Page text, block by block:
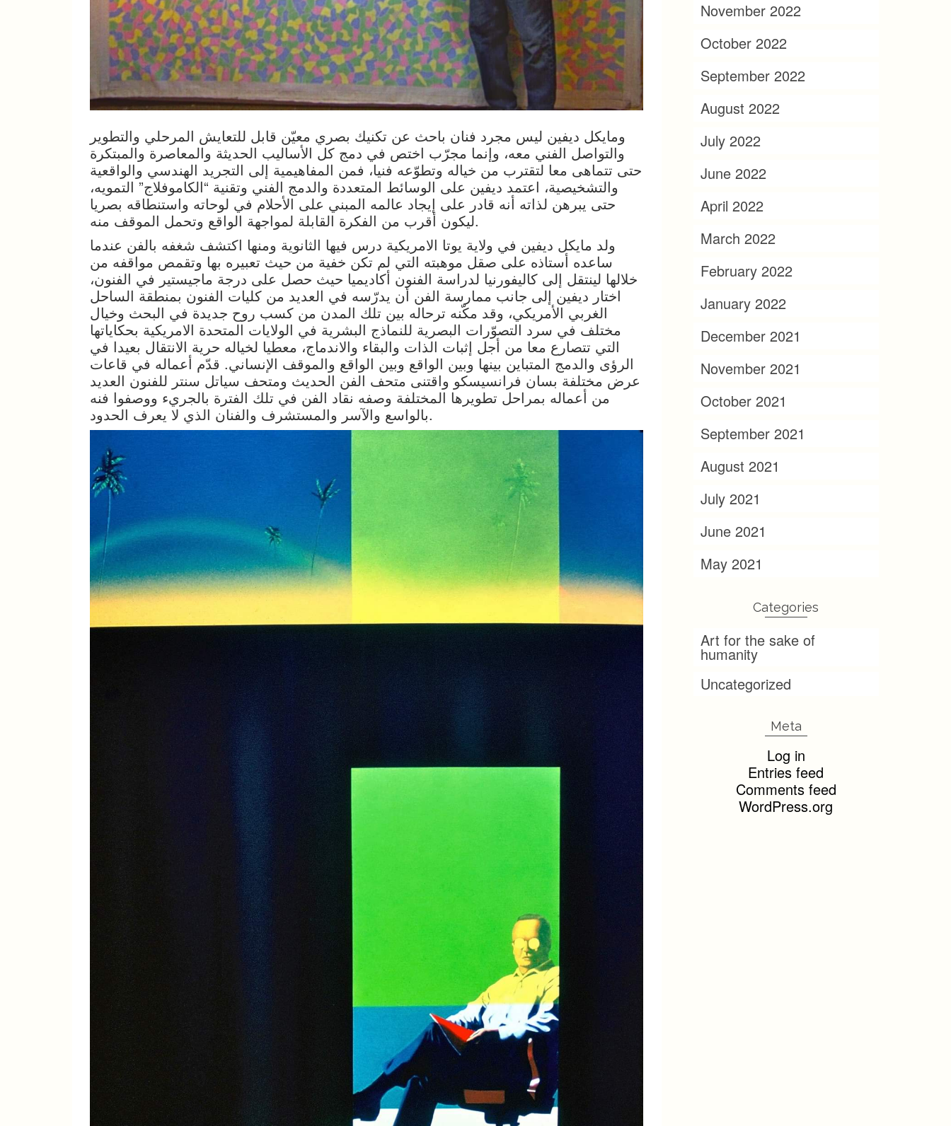
ومايكل ديفين ليس مجرد فنان باحث عن تكنيك بصري معيّن قابل للتعايش المرحلي والتطوير
والتواصل الفني معه، وإنما مجرّب اختص في دمج كل الأساليب الحديثة والمعاصرة والمبتكرة
حتى تتماهى معا لتقترب من خياله وتطوّعه فنيا، فمن المفاهيمية إلى التجريد الهندسي والواقعية
والتشخيصية، اعتمد ديفين على الوسائط المتعددة والدمج الفني وتقنية “الكاموفلاج” التمويه،
حتى يبرهن لذاته أنه قادر على إيجاد عالمه المبني على الأحلام في لوحاته واستنطاقه بصريا
ليكون أقرب من الفكرة القابلة لمواجهة الواقع وتحمل الموقف منه.
ولد مايكل ديفين في ولاية يوتا الامريكية درس فيها الثانوية ومنها اكتشف شغفه بالفن عندما
ساعده أستاذه على صقل موهبته التي لم تكن خفية من حيث تعبيره بها وتقمص مواقفه من
خلالها لينتقل إلى كاليفورنيا لدراسة الفنون أكاديميا حيث حصل على درجة ماجيستير في الفنون،
اختار ديفين إلى جانب ممارسة الفن أن يدرّسه في العديد من كليات الفنون بمنطقة الساحل
الغربي الأمريكي، وقد مكّنه ترحاله بين تلك المدن من كسب روح جديدة في البحث وخيال
مختلف في سرد التصوّرات البصرية للنماذج البشرية في الولايات المتحدة الامريكية بحكاياتها
التي تتصارع معا من أجل إثبات الذات والبقاء والاندماج، معطيا لخياله حرية الانتقال بعيدا في
الرؤى والدمج المتباين بينها وبين الواقع وبين الواقع والموقف الإنساني. قدّم أعماله في قاعات
عرض مختلفة بسان فرانسيسكو واقتنى متحف الفن الحديث ومتحف سياتل سنتر للفنون العديد
من أعماله بمراحل تطويرها المختلفة وصفه نقاد الفن في تلك الفترة بالجريء ووصفوا فنه
بالواسع والآسر والمستشرف والفنان الذي لا يعرف الحدود.
November 2022
October 2022
September 2022
August 2022
July 2022
June 2022
April 2022
March 2022
February 2022
January 2022
December 2021
November 2021
October 2021
September 2021
August 2021
July 2021
June 2021
May 2021
Categories
Art for the sake of
humanity
Uncategorized
Meta
Log in
Entries feed
Comments feed
WordPress.org